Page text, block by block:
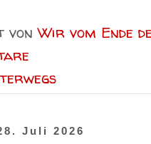
vonWir vom Ende
Juli 2026